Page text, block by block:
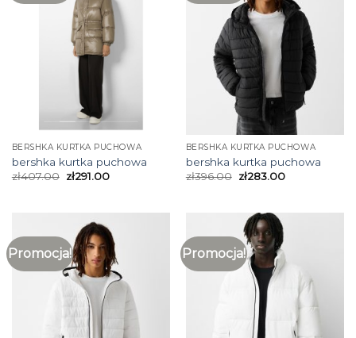
BERSHKA KURTKA PUCHOWA
bershka kurtka puchowa
zł407.00 zł291.00
BERSHKA KURTKA PUCHOWA
bershka kurtka puchowa
zł396.00 zł283.00
Promocja! Promocja!